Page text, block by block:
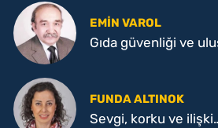
EMIN VAROL
Gıda güvenliği ve
FUNDA ALTINOK
Sevgi, korku ve